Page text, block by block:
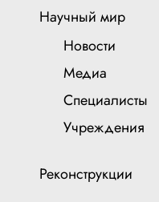
Научный мир
Новости
Медиа
Специалисты
Учреждения
Реконструкции